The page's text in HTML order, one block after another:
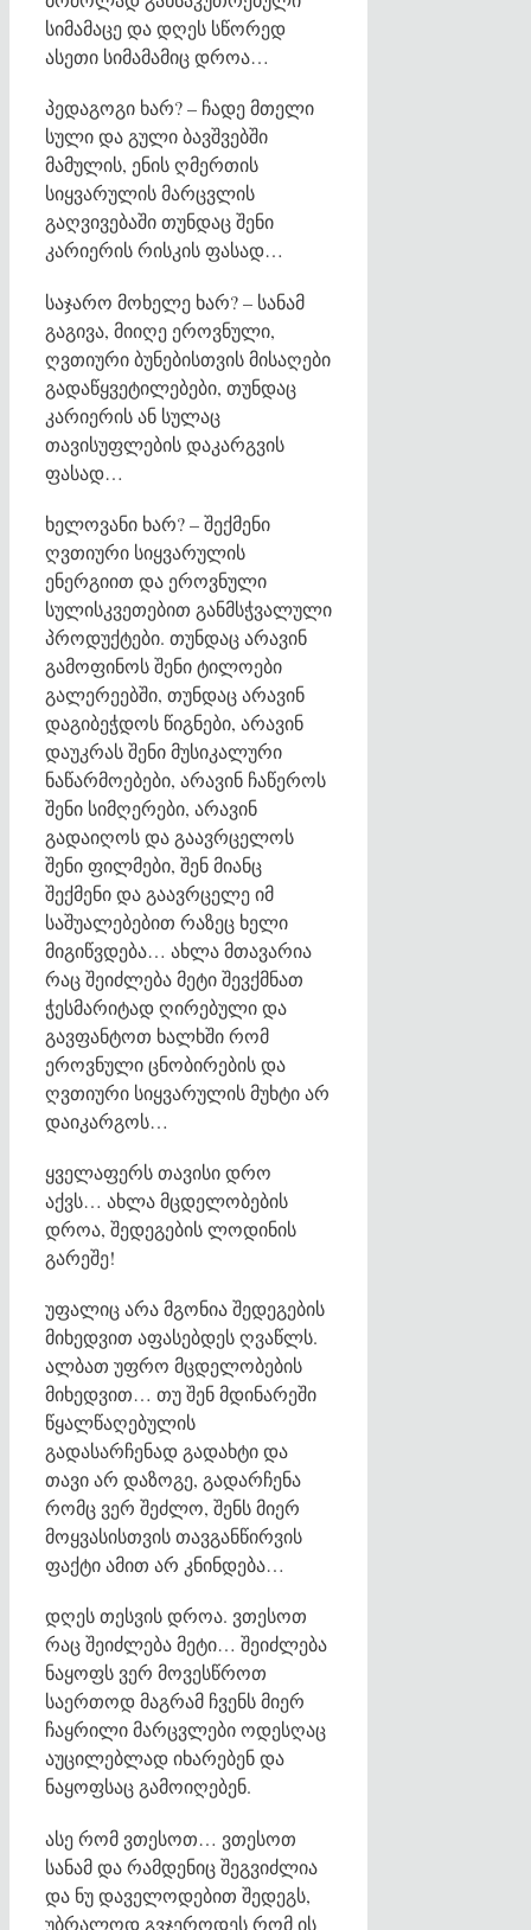
სიმამაცე და დღეს სწორედ
ასეთი სიმამამიც დროა…
პედაგოგი ხარ? – ჩადე მთელი
სული და გული ბავშვებში
მამულის, ენის ღმერთის
სიყვარულის მარცვლის
გაღვივებაში თუნდაც შენი
კარიერის რისკის ფასად…
საჯარო მოხელე ხარ? – სანამ
გაგივა, მიიღე ეროვნული,
ღვთიური ბუნებისთვის მისაღები
გადაწყვეტილებები, თუნდაც
კარიერის ან სულაც
თავისუფლების დაკარგვის
ფასად…
ხელოვანი ხარ? – შექმენი
ღვთიური სიყვარულის
ენერგიით და ეროვნული
სულისკვეთებით განმსჭვალული
პროდუქტები. თუნდაც არავინ
გამოფინოს შენი ტილოები
გალერეებში, თუნდაც არავინ
დაგიბეჭდოს წიგნები, არავინ
დაუკრას შენი მუსიკალური
ნაწარმოებები, არავინ ჩაწეროს
შენი სიმღერები, არავინ
გადაიღოს და გაავრცელოს
შენი ფილმები, შენ მიანც
შექმენი და გაავრცელე იმ
საშუალებებით რაზეც ხელი
მიგიწვდება… ახლა მთავარია
რაც შეიძლება მეტი შევქმნათ
ჭესმარიტად ღირებული და
გავფანტოთ ხალხში რომ
ეროვნული ცნობირების და
ღვთიური სიყვარულის მუხტი არ
დაიკარგოს…
ყველაფერს თავისი დრო
აქვს… ახლა მცდელობების
დროა, შედეგების ლოდინის
გარეშე!
უფალიც არა მგონია შედეგების
მიხედვით აფასებდეს ღვაწლს.
ალბათ უფრო მცდელობების
მიხედვით… თუ შენ მდინარეში
წყალწაღებულის
გადასარჩენად გადახტი და
თავი არ დაზოგე, გადარჩენა
რომც ვერ შეძლო, შენს მიერ
მოყვასისთვის თავგანწირვის
ფაქტი ამით არ კნინდება…
დღეს თესვის დროა. ვთესოთ
რაც შეიძლება მეტი… შეიძლება
ნაყოფს ვერ მოვესწროთ
საერთოდ მაგრამ ჩვენს მიერ
ჩაყრილი მარცვლები ოდესღაც
აუცილებლად იხარებენ და
ნაყოფსაც გამოიღებენ.
ასე რომ ვთესოთ… ვთესოთ
სანამ და რამდენიც შეგვიძლია
და ნუ დაველოდებით შედეგს,
უბრალოდ გვჯეროდეს რომ ის